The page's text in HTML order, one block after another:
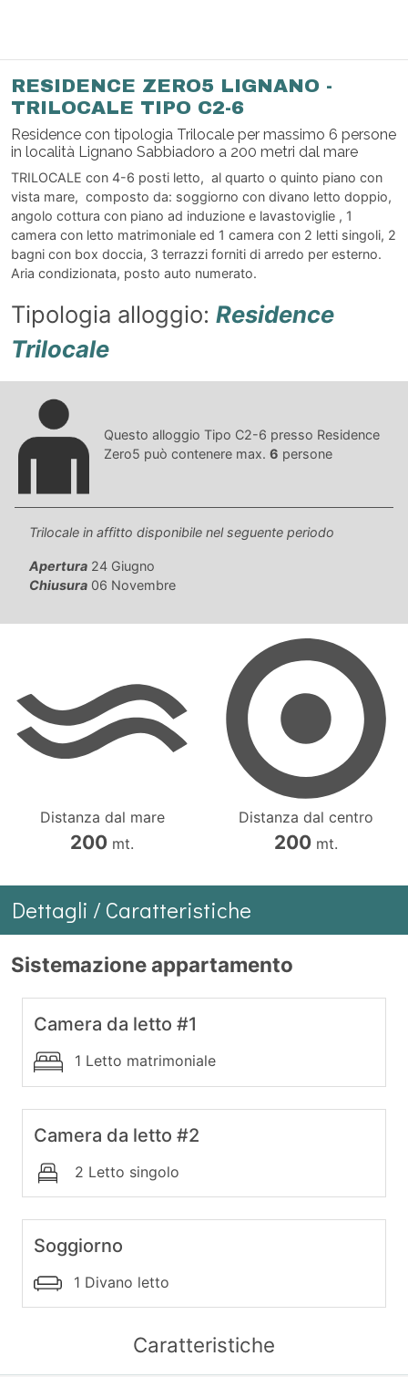
RESIDENCE ZERO5 LIGNANO -
TRILOCALE TIPO C2-6
Residence con tipologia Trilocale per massimo 6 persone
in località Lignano Sabbiadoro a 200 metri dal mare
TRILOCALE con 4-6 posti letto, al quarto o quinto piano con
vista mare, composto da: soggiorno con divano letto doppio,
angolo cottura con piano ad induzione e lavastoviglie , 1
camera con letto matrimoniale ed 1 camera con 2 letti singoli, 2
bagni con box doccia, 3 terrazzi forniti di arredo per esterno.
Aria condizionata, posto auto numerato.
Tipologia alloggio: Residence
Trilocale
Questo alloggio Tipo C2-6 presso Residence
Zero5 può contenere max. 6 persone
Trilocale in affitto disponibile nel seguente periodo
Apertura 24 Giugno
Chiusura 06 Novembre
Distanza dal mare
200 mt.
Distanza dal centro
200 mt.
Dettagli / Caratteristiche
Sistemazione appartamento
Camera da letto #1
1 Letto matrimoniale
Camera da letto #2
2 Letto singolo
Soggiorno
1 Divano letto
Caratteristiche